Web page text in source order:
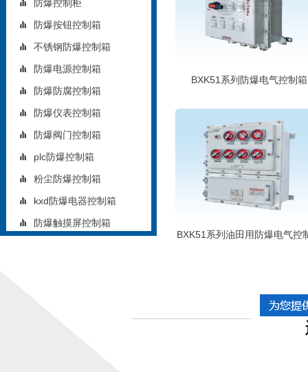
防爆控制柜
防爆按钮控制箱
不锈钢防爆控制箱
防爆电源控制箱
防爆防腐控制箱
防爆仪表控制箱
防爆阀门控制箱
plc防爆控制箱
粉尘防爆控制箱
kxd防爆电器控制箱
防爆触摸屏控制箱
BXK51系列防爆电气控制箱
BXK51系列油田用防爆电气控